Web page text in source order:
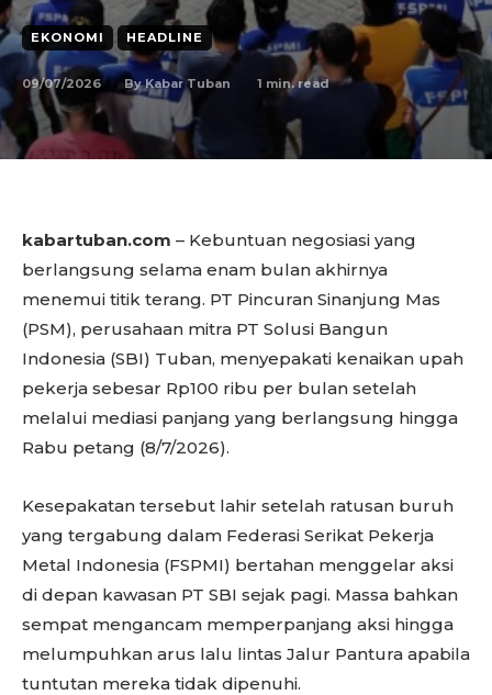
EKONOMI HEADLINE
09/07/2026 By Kabar Tuban 1 min. read
kabartuban.com – Kebuntuan negosiasi yang
berlangsung selama enam bulan akhirnya
menemui titik terang. PT Pincuran Sinanjung Mas
(PSM), perusahaan mitra PT Solusi Bangun
Indonesia (SBI) Tuban, menyepakati kenaikan upah
pekerja sebesar Rp100 ribu per bulan setelah
melalui mediasi panjang yang berlangsung hingga
Rabu petang (8/7/2026).
Kesepakatan tersebut lahir setelah ratusan buruh
yang tergabung dalam Federasi Serikat Pekerja
Metal Indonesia (FSPMI) bertahan menggelar aksi
di depan kawasan PT SBI sejak pagi. Massa bahkan
sempat mengancam memperpanjang aksi hingga
melumpuhkan arus lalu lintas Jalur Pantura apabila
tuntutan mereka tidak dipenuhi.